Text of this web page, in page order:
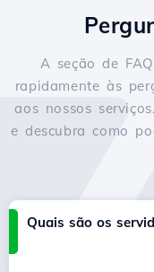
A seção de
rapidamente às
aos nossos
e descubra como
Quais são os